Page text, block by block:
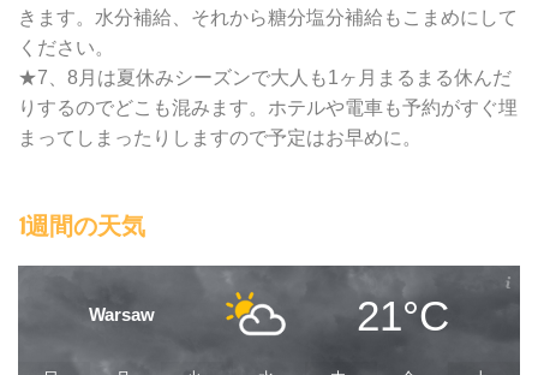
きます。水分補給、それから糖分塩分補給もこまめにして
ください。
★7、8月は夏休みシーズンで大人も1ヶ月まるまる休んだ
りするのでどこも混みます。ホテルや電車も予約がすぐ埋
まってしまったりしますので予定はお早めに。
1週間の天気
Warsaw 21°C